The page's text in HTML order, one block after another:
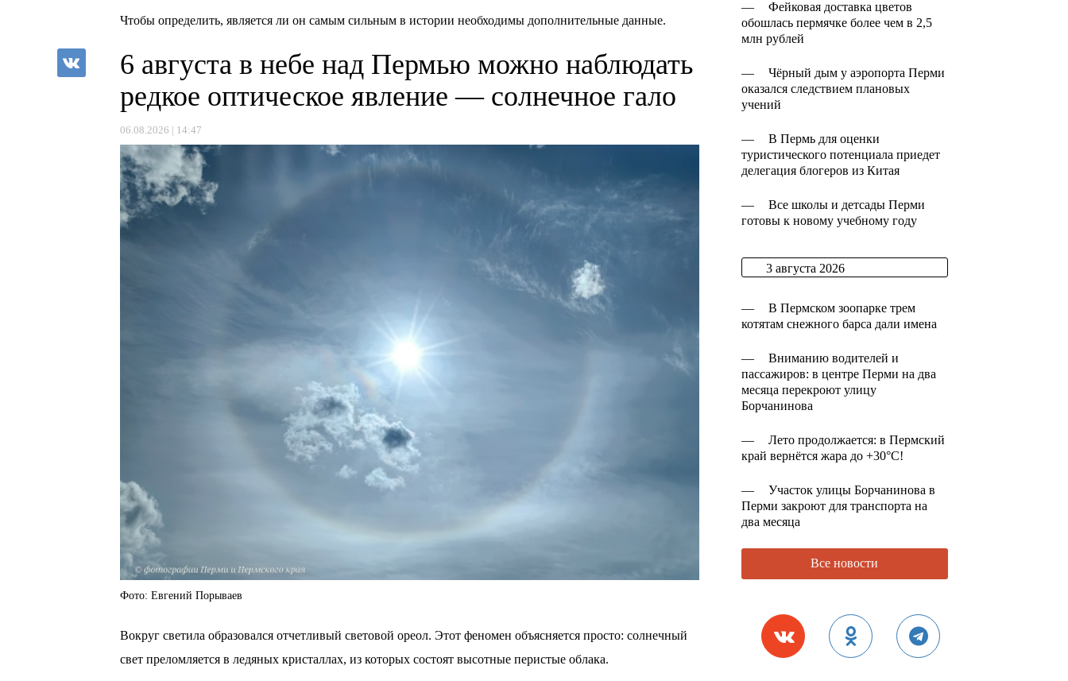
Чтобы определить, является ли он самым сильным в истории необходимы дополнительные данные.
6 августа в небе над Пермью можно наблюдать
редкое оптическое явление — солнечное гало
06.08.2026 | 14:47
Фото: Евгений Порываев
Вокруг светила образовался отчетливый световой ореол. Этот феномен объясняется просто: солнечный
свет преломляется в ледяных кристаллах, из которых состоят высотные перистые облака.
—
Фейковая доставка цветов
обошлась пермячке более чем в 2,5
млн рублей
—
Чёрный дым у аэропорта Перми
оказался следствием плановых
учений
—
В Пермь для оценки
туристического потенциала приедет
делегация блогеров из Китая
—
Все школы и детсады Перми
готовы к новому учебному году
3 августа 2026
—
В Пермском зоопарке трем
котятам снежного барса дали имена
—
Вниманию водителей и
пассажиров: в центре Перми на два
месяца перекроют улицу
Борчанинова
—
Лето продолжается: в Пермский
край вернётся жара до +30°C!
—
Участок улицы Борчанинова в
Перми закроют для транспорта на
два месяца
Все новости